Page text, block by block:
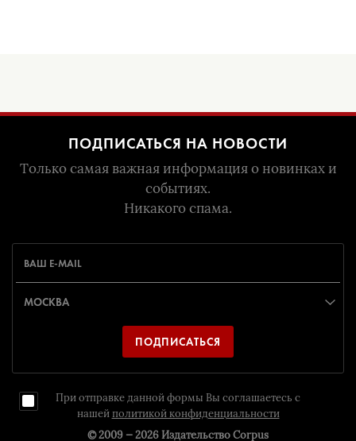
ПОДПИСАТЬСЯ НА НОВОСТИ
Только самая важная информация о новинках и
событиях.
Никакого спама.
ПОДПИСАТЬСЯ
При отправке данной формы Вы соглашаетесь с
нашей политикой конфиденциальности
© 2009 — 2026 Издательство Corpus